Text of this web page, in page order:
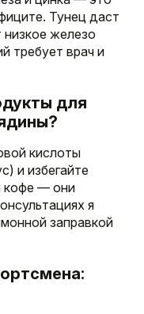
Тунец даст
низкое железо
требует врач и
для
кислоты
и избегайте
кофе — они
я
заправкой